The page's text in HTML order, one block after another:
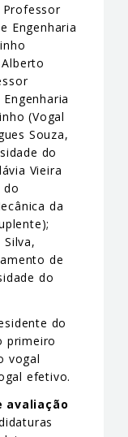
Professor
Engenharia
(Vogal
Souza,
do
Vieira
do
da
de
do
do
primeiro
vogal
efetivo.
avaliação